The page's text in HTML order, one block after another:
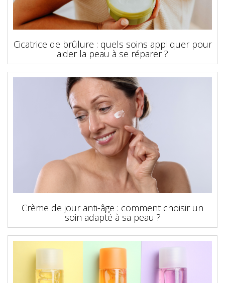
Cicatrice de brûlure : quels soins appliquer pour
aider la peau à se réparer ?
Crème de jour anti-âge : comment choisir un
soin adapté à sa peau ?